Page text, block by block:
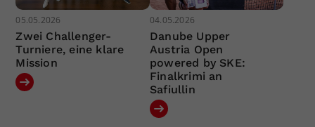
05.05.2026
Zwei Challenger-
Turniere, eine klare
Mission
04.05.2026
Danube Upper
Austria Open
powered by SKE:
Finalkrimi an
Safiullin